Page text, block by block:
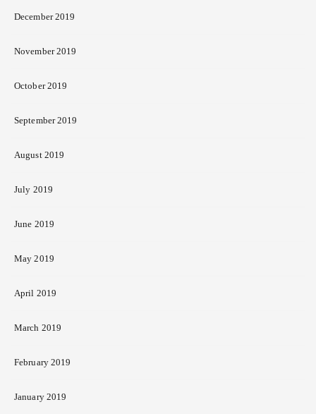
December 2019
November 2019
October 2019
September 2019
August 2019
July 2019
June 2019
May 2019
April 2019
March 2019
February 2019
January 2019